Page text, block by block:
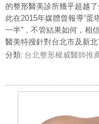
的整形醫美診所幾乎超越
此在2015年媒體曾報導“蛋
一半”，不管結果如何，相
醫美特搜針對台北市及新
分類: 台北整形權威醫師推